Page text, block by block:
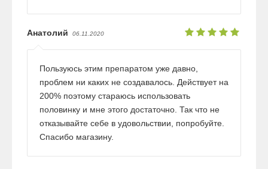
Анатолий 06.11.2020
Пользуюсь этим препаратом уже давно,
проблем ни каких не создавалось. Действует на
200% поэтому стараюсь использовать
половинку и мне этого достаточно. Так что не
отказывайте себе в удовольствии, попробуйте.
Спасибо магазину.